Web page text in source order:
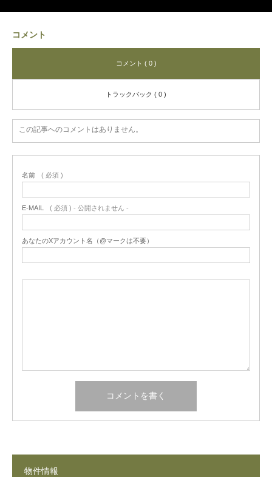
コメント
コメント ( 0 )
トラックバック ( 0 )
この記事へのコメントはありません。
名前 ( 必須 )
E-MAIL ( 必須 ) - 公開されません -
あなたのXアカウント名（@マークは不要）
物件情報